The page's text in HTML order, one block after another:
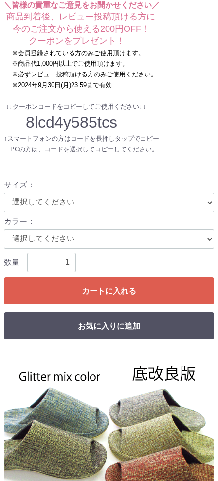
＼皆様の貴重なご意見をお聞かせください／
商品到着後、レビュー投稿頂ける方に
今のご注文から使える200円OFF！
クーポンをプレゼント！
※会員登録されている方のみご使用頂けます。
※商品代1,000円以上でご使用頂けます。
※必ずレビュー投稿頂ける方のみご使用ください。
※2024年9月30日(月)23:59まで有効
↓↓クーポンコードをコピーしてご使用ください↓↓
8lcd4y585tcs
↑スマートフォンの方はコードを長押しタップでコピー
PCの方は、コードを選択してコピーしてください。
サイズ ：
カラー ：
数量
カートに入れる
お気に入りに追加